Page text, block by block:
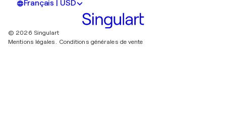
Français | USD
© 2026 Singulart
Mentions légales. Conditions générales de vente